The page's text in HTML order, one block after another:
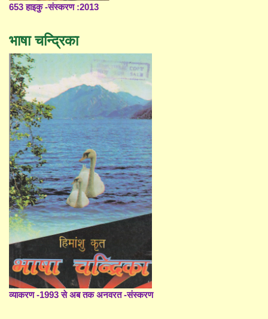
653 हाइकु -संस्करण :2013
भाषा चन्द्रिका
व्याकरण -1993 से अब तक अनवरत -संस्करण